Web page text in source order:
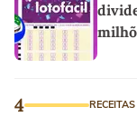
4 RECEITAS